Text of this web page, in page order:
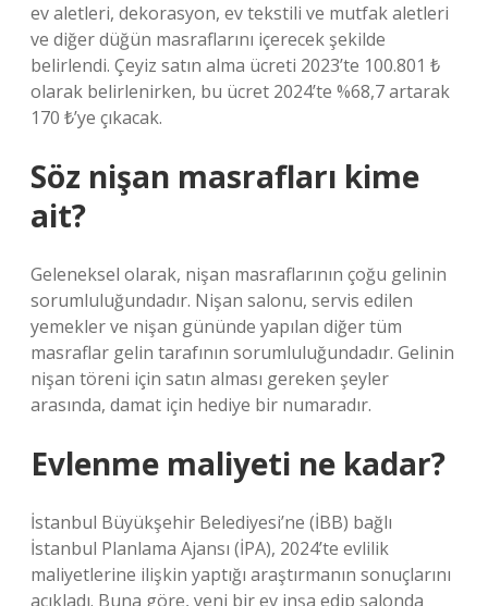
ev aletleri, dekorasyon, ev tekstili ve mutfak aletleri
ve diğer düğün masraflarını içerecek şekilde
belirlendi. Çeyiz satın alma ücreti 2023’te 100.801 ₺
olarak belirlenirken, bu ücret 2024’te %68,7 artarak
170 ₺’ye çıkacak.
Söz nişan masrafları kime
ait?
Geleneksel olarak, nişan masraflarının çoğu gelinin
sorumluluğundadır. Nişan salonu, servis edilen
yemekler ve nişan gününde yapılan diğer tüm
masraflar gelin tarafının sorumluluğundadır. Gelinin
nişan töreni için satın alması gereken şeyler
arasında, damat için hediye bir numaradır.
Evlenme maliyeti ne kadar?
İstanbul Büyükşehir Belediyesi’ne (İBB) bağlı
İstanbul Planlama Ajansı (İPA), 2024’te evlilik
maliyetlerine ilişkin yaptığı araştırmanın sonuçlarını
açıkladı. Buna göre, yeni bir ev inşa edip salonda